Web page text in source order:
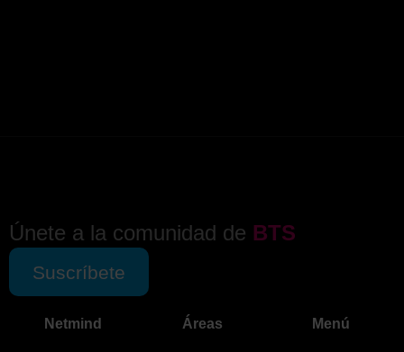
Únete a la comunidad de BTS
Suscríbete
Netmind Áreas Menú